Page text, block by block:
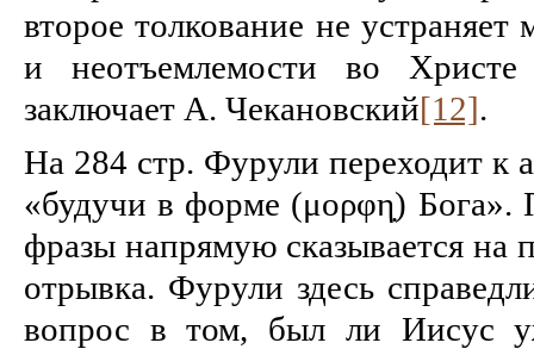
вто­рое толкование не устраняет
и неотъемлемости во
заключает А. Чекановский[12].
На 284 стр. Фурули переходит к
«будучи в форме (μορφη̣) Бога».
фразы напрямую сказывается на
отрывка. Фурули здесь
вопрос в том, был ли Иисус